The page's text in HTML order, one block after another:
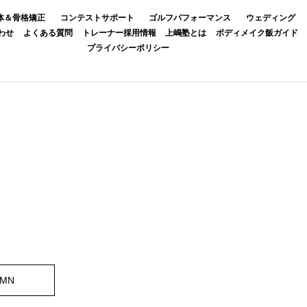
＆骨格矯正 コンテストサポート ゴルフパフォーマンス
ウェディング
せ よくある質問 トレーナー採用情報 上嶋塾とは
ボディメイク飯ガイド
プライバシーポリシー